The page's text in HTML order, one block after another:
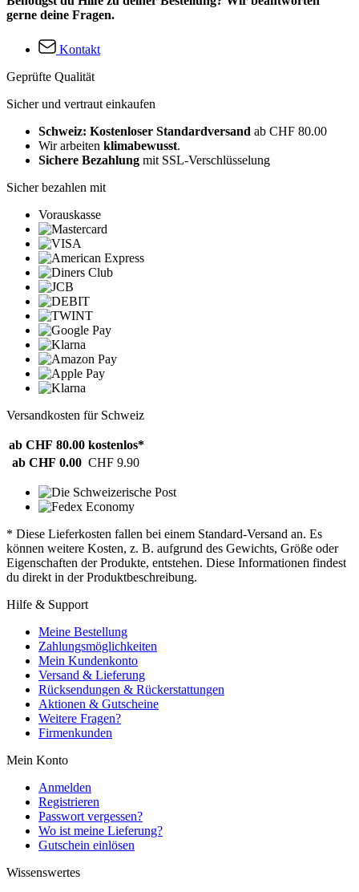
gerne deine Fragen.
Kontakt
Geprüfte Qualität
Sicher und vertraut einkaufen
Schweiz: Kostenloser Standardversand ab CHF 80.00
Wir arbeiten klimabewusst.
Sichere Bezahlung mit SSL-Verschlüsselung
Sicher bezahlen mit
Vorauskasse
Versandkosten für Schweiz
ab CHF 80.00 kostenlos*
ab CHF 0.00 CHF 9.90
* Diese Lieferkosten fallen bei einem Standard-Versand an. Es
können weitere Kosten, z. B. aufgrund des Gewichts, Größe oder
Eigenschaften der Produkte, entstehen. Diese Informationen findest
du direkt in der Produktbeschreibung.
Hilfe & Support
Meine Bestellung
Zahlungsmöglichkeiten
Mein Kundenkonto
Versand & Lieferung
Rücksendungen & Rückerstattungen
Aktionen & Gutscheine
Weitere Fragen?
Firmenkunden
Mein Konto
Anmelden
Registrieren
Passwort vergessen?
Wo ist meine Lieferung?
Gutschein einlösen
Wissenswertes